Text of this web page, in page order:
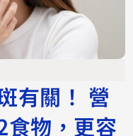
有關！ 營
食物，更容